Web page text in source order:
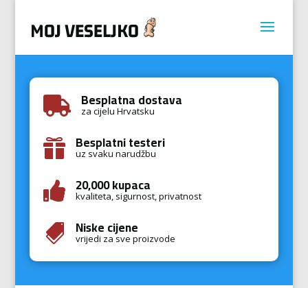
 Besplatna dostava
za cijelu Hrvatsku
 Besplatni testeri
uz svaku narudžbu
 20,000 kupaca
kvaliteta, sigurnost, privatnost
 Niske cijene
vrijedi za sve proizvode